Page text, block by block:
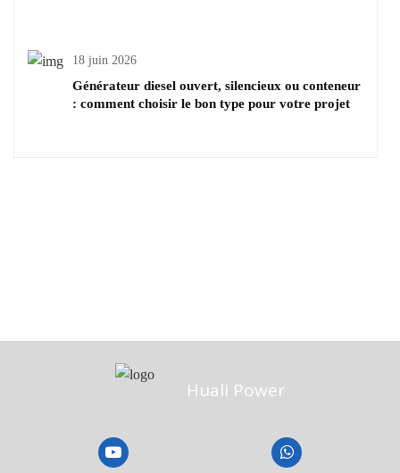
18 juin 2026
Générateur diesel ouvert, silencieux ou conteneur
: comment choisir le bon type pour votre projet
Huali Power